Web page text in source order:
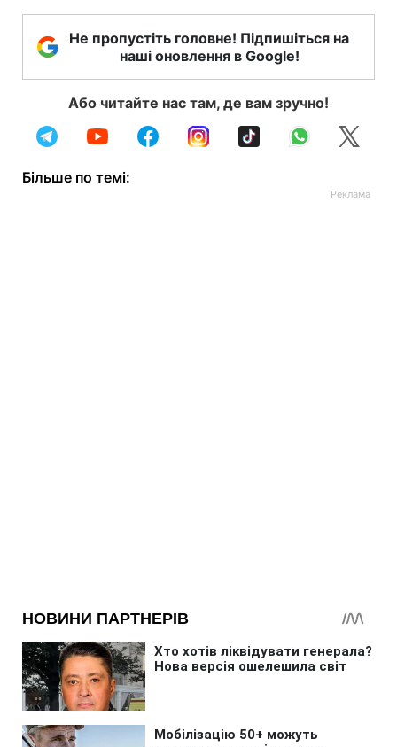
Не пропустіть головне! Підпишіться на
наші оновлення в Google!
Або читайте нас там, де вам зручно!
Більше по темі: